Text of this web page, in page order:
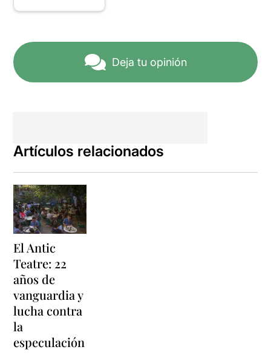
Deja tu opinión
Artículos relacionados
El Antic
Teatre: 22
años de
vanguardia y
lucha contra
la
especulación